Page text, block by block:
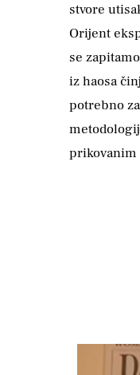
stvore
Orijent
se
iz haosa
potrebno
prikovanim